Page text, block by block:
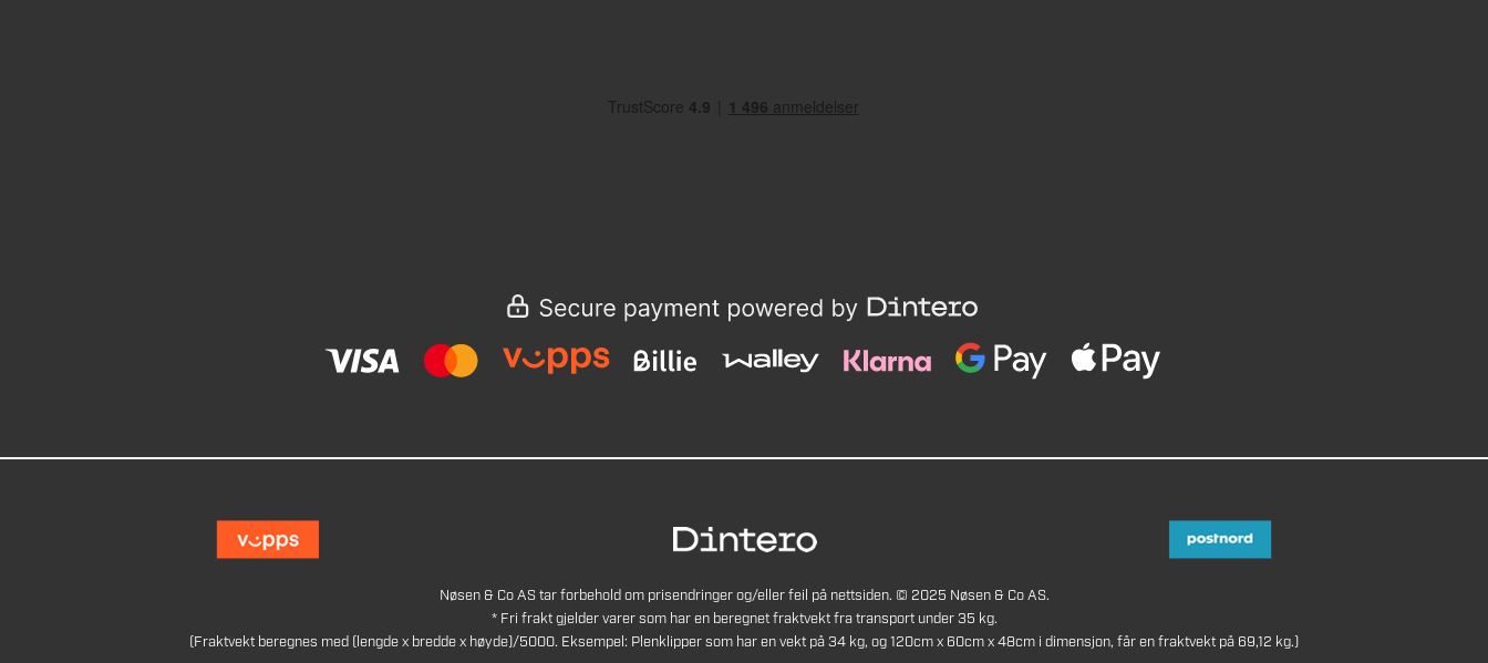
Nøsen & Co AS tar forbehold om prisendringer og/eller feil på nettsiden. © 2025 Nøsen & Co AS.
* Fri frakt gjelder varer som har en beregnet fraktvekt fra transport under 35 kg.
(Fraktvekt beregnes med (lengde x bredde x høyde)/5000. Eksempel: Plenklipper som har en vekt på 34 kg, og 120cm x 60cm x 48cm i dimensjon, får en fraktvekt på 69,12 kg.)